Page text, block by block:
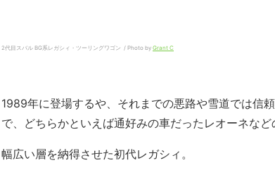
2代目スバル BG系レガシィ・ツーリングワゴン / Photo by Grant C
1989年に登場するや、それまでの悪路や雪道では信
で、どちらかといえば通好みの車だったレオーネなど
幅広い層を納得させた初代レガシィ。